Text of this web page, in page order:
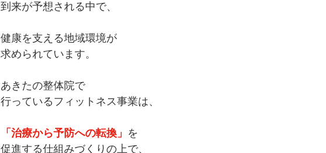
到来が予想される中で、
健康を支える地域環境が
求められています。
あきたの整体院で
行っているフィットネス事業は、
「治療から予防への転換」 を
促進する仕組みづくりの上で、